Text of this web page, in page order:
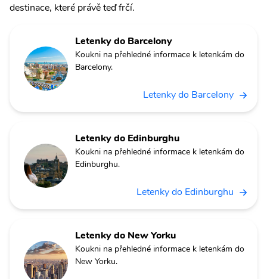
destinace, které právě teď frčí.
Letenky do Barcelony
Koukni na přehledné informace k letenkám do
Barcelony.
Letenky do Barcelony
Letenky do Edinburghu
Koukni na přehledné informace k letenkám do
Edinburghu.
Letenky do Edinburghu
Letenky do New Yorku
Koukni na přehledné informace k letenkám do
New Yorku.